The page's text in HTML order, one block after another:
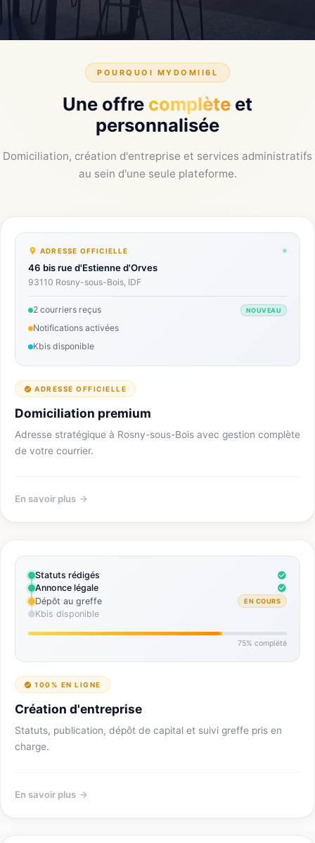
POURQUOI MYDOMII6L
Une offre complète et
personnalisée
Domiciliation, création d'entreprise et services administratifs
au sein d'une seule plateforme.
ADRESSE OFFICIELLE
46 bis rue d'Estienne d'Orves
93110 Rosny-sous-Bois, IDF
2 courriers reçus NOUVEAU
Notifications activées
Kbis disponible
ADRESSE OFFICIELLE
Domiciliation premium
Adresse stratégique à Rosny-sous-Bois avec gestion complète
de votre courrier.
En savoir plus
Statuts rédigés
Annonce légale
Dépôt au greffe
EN COURS
Kbis disponible
75% complété
100% EN LIGNE
Création d'entreprise
Statuts, publication, dépôt de capital et suivi greffe pris en
charge.
En savoir plus